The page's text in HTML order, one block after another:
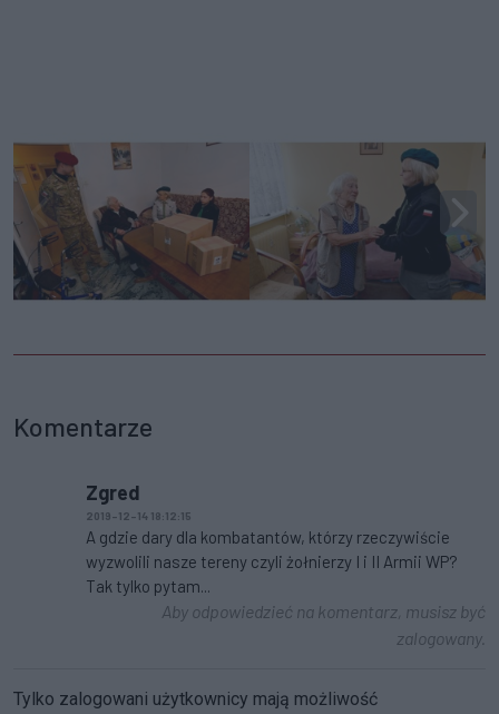
Komentarze
Zgred
2019-12-14 18:12:15
A gdzie dary dla kombatantów, którzy rzeczywiście
wyzwolili nasze tereny czyli żołnierzy I i II Armii WP?
Tak tylko pytam...
Aby odpowiedzieć na komentarz, musisz być
zalogowany.
Tylko zalogowani użytkownicy mają możliwość